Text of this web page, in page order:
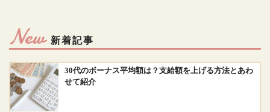
New 新着記事
30代のボーナス平均額は？支給額を上げる方法とあわ
せて紹介